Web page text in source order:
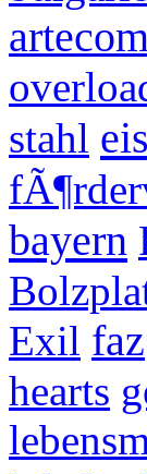
artecom
stahl
bayern
Exil faz
hearts